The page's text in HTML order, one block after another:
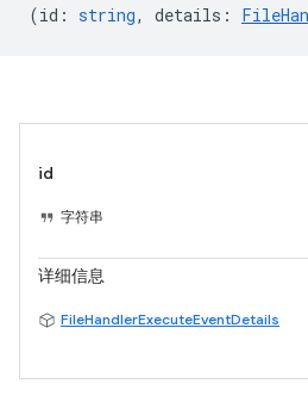
(id : string, details :
id
字符串
详细信息
FileHandlerExecuteEventDetails